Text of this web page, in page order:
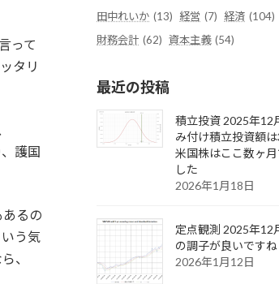
って
タリ
護国
るの
う気
、
田中れいか (13) 経営 (7) 経済 (104)
財務会計 (62) 資本主義 (54)
最近の投稿
積立投資 2025年12
み付け積立投資額は
米国株はここ数ヶ
した
2026年1月18日
定点観測 2025年12
の調子が良いですね
2026年1月12日